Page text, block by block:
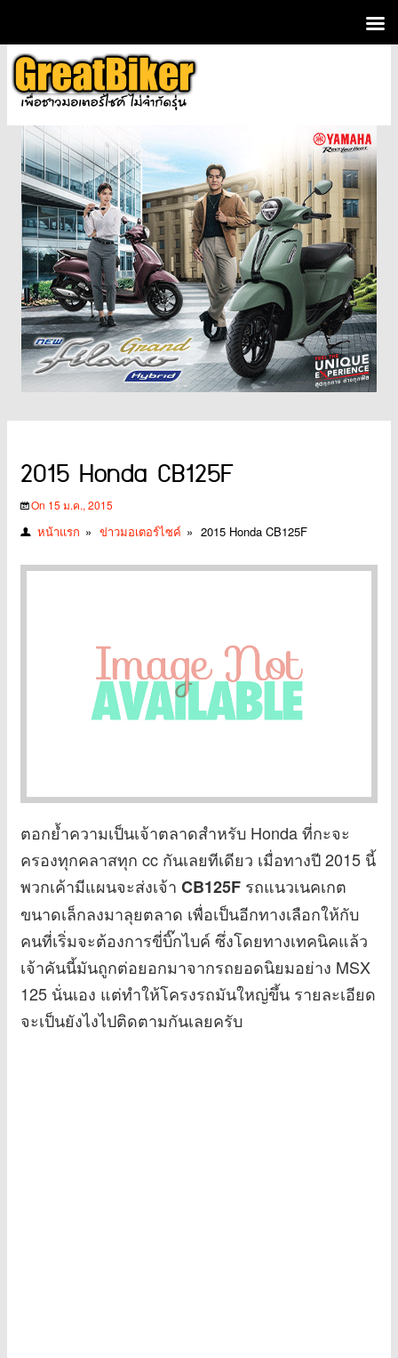
2015 Honda CB125F
On 15 ม.ค., 2015
หน้าแรก » ข่าวมอเตอร์ไซค์ » 2015 Honda CB125F
ตอกย้ำความเป็นเจ้าตลาดสำหรับ Honda ที่กะจะ
ครองทุกคลาสทุก cc กันเลยทีเดียว เมื่อทางปี 2015 นี้
พวกเค้ามีแผนจะส่งเจ้า CB125F รถแนวเนคเกต
ขนาดเล็กลงมาลุยตลาด เพื่อเป็นอีกทางเลือกให้กับ
คนที่เริ่มจะต้องการขี่บิ๊กไบค์ ซึ่งโดยทางเทคนิคแล้ว
เจ้าคันนี้มันถูกต่อยอกมาจากรถยอดนิยมอย่าง MSX
125 นั่นเอง แต่ทำให้โครงรถมันใหญ่ขึ้น รายละเอียด
จะเป็นยังไงไปติดตามกันเลยครับ